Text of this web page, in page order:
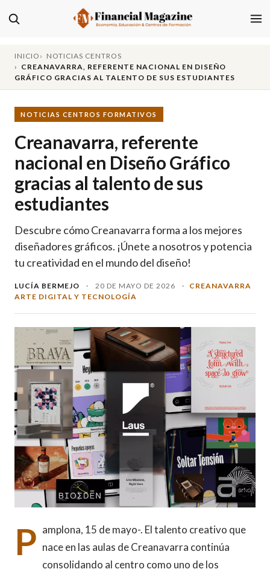
INICIO
NOTICIAS CENTROS
CREANAVARRA, REFERENTE NACIONAL EN DISEÑO
GRÁFICO GRACIAS AL TALENTO DE SUS ESTUDIANTES
NOTICIAS CENTROS FORMATIVOS
Creanavarra, referente
nacional en Diseño Gráfico
gracias al talento de sus
estudiantes
Descubre cómo Creanavarra forma a los mejores
diseñadores gráficos. ¡Únete a nosotros y potencia
tu creatividad en el mundo del diseño!
LUCÍA BERMEJO · 20 DE MAYO DE 2026 ·
CREANAVARRA
ARTE DIGITAL Y TECNOLOGÍA
P amplona, 15 de mayo-. El talento creativo que
nace en las aulas de Creanavarra continúa
consolidando al centro como uno de los